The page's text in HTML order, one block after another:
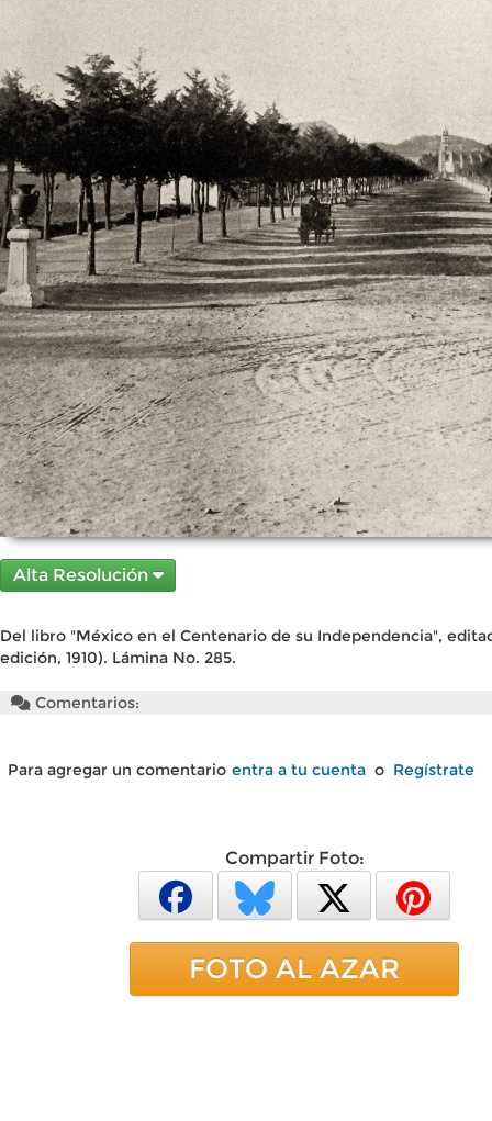
Alta Resolución
Del libro "México en el Centenario de su Independencia",
edición, 1910). Lámina No. 285.
Comentarios:
Para agregar un comentario entra a tu cuenta o Regístrate
Compartir Foto:
FOTO AL AZAR